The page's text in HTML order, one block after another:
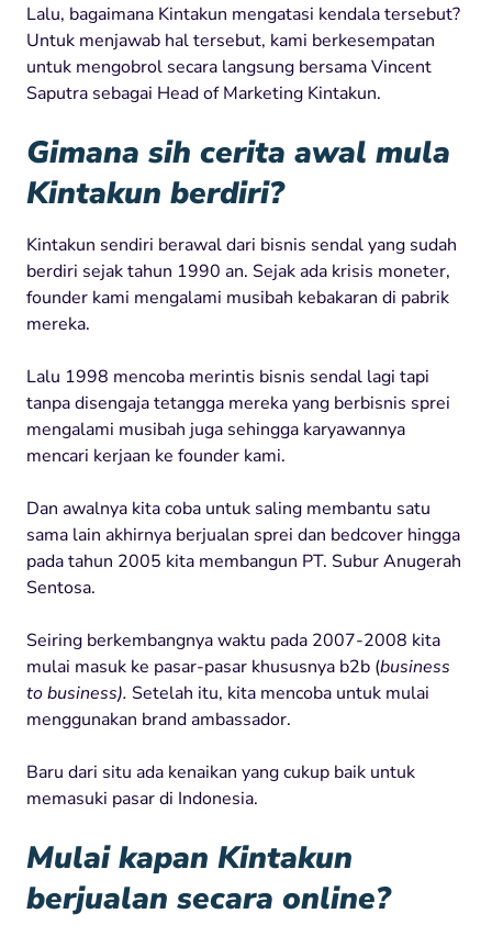
Lalu, bagaimana Kintakun mengatasi kendala tersebut?
Untuk menjawab hal tersebut, kami berkesempatan
untuk mengobrol secara langsung bersama Vincent
Saputra sebagai Head of Marketing Kintakun.
Gimana sih cerita awal mula
Kintakun berdiri?
Kintakun sendiri berawal dari bisnis sendal yang sudah
berdiri sejak tahun 1990 an. Sejak ada krisis moneter,
founder kami mengalami musibah kebakaran di pabrik
mereka.
Lalu 1998 mencoba merintis bisnis sendal lagi tapi
tanpa disengaja tetangga mereka yang berbisnis sprei
mengalami musibah juga sehingga karyawannya
mencari kerjaan ke founder kami.
Dan awalnya kita coba untuk saling membantu satu
sama lain akhirnya berjualan sprei dan bedcover hingga
pada tahun 2005 kita membangun PT. Subur Anugerah
Sentosa.
Seiring berkembangnya waktu pada 2007-2008 kita
mulai masuk ke pasar-pasar khususnya b2b (business
to business). Setelah itu, kita mencoba untuk mulai
menggunakan brand ambassador.
Baru dari situ ada kenaikan yang cukup baik untuk
memasuki pasar di Indonesia.
Mulai kapan Kintakun
berjualan secara online?